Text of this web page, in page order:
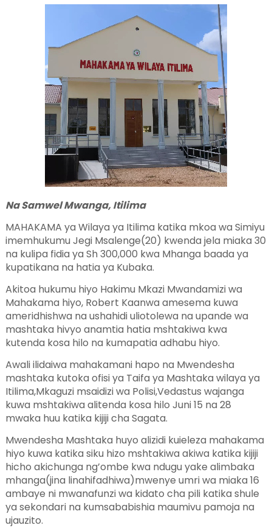
Na Samwel Mwanga, Itilima
MAHAKAMA ya Wilaya ya Itilima katika mkoa wa Simiyu
imemhukumu Jegi Msalenge(20) kwenda jela miaka 30
na kulipa fidia ya Sh 300,000 kwa Mhanga baada ya
kupatikana na hatia ya Kubaka.
Akitoa hukumu hiyo Hakimu Mkazi Mwandamizi wa
Mahakama hiyo, Robert Kaanwa amesema kuwa
ameridhishwa na ushahidi uliotolewa na upande wa
mashtaka hivyo anamtia hatia mshtakiwa kwa
kutenda kosa hilo na kumapatia adhabu hiyo.
Awali ilidaiwa mahakamani hapo na Mwendesha
mashtaka kutoka ofisi ya Taifa ya Mashtaka wilaya ya
Itilima,Mkaguzi msaidizi wa Polisi,Vedastus wajanga
kuwa mshtakiwa alitenda kosa hilo Juni 15 na 28
mwaka huu katika kijiji cha Sagata.
Mwendesha Mashtaka huyo alizidi kuieleza mahakama
hiyo kuwa katika siku hizo mshtakiwa akiwa katika kijiji
hicho akichunga ng’ombe kwa ndugu yake alimbaka
mhanga(jina linahifadhiwa)mwenye umri wa miaka 16
ambaye ni mwanafunzi wa kidato cha pili katika shule
ya sekondari na kumsababishia maumivu pamoja na
ujauzito.